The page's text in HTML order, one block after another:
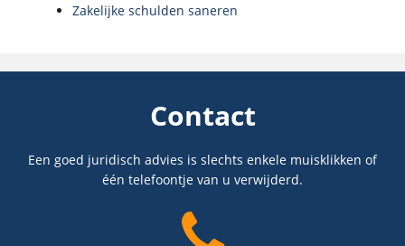
Zakelijke schulden saneren
Contact
Een goed juridisch advies is slechts enkele muisklikken of
één telefoontje van u verwijderd.